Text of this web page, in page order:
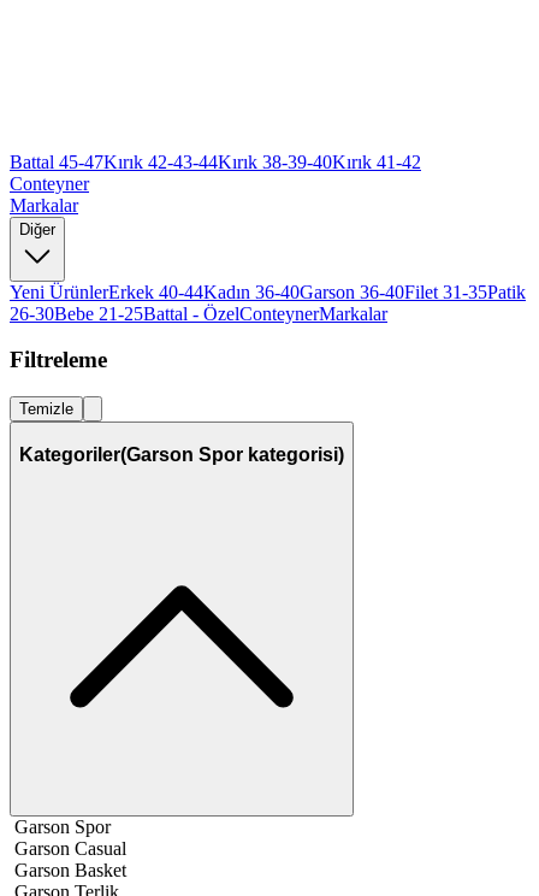
Battal 45-47Kırık 42-43-44Kırık 38-39-40Kırık 41-42
Conteyner
Markalar
Diğer
Yeni ÜrünlerErkek 40-44Kadın 36-40Garson 36-40Filet 31-35Patik
26-30Bebe 21-25Battal - ÖzelConteynerMarkalar
Filtreleme
Temizle
Kategoriler(Garson Spor kategorisi)
Garson Spor
Garson Casual
Garson Basket